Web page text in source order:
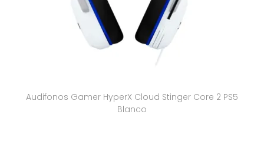
Audifonos Gamer HyperX Cloud Stinger Core 2 PS5
Blanco